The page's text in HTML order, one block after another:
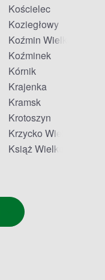
Kościelec
Koziegłowy
Koźmin Wielkopolski
Koźminek
Kórnik
Krajenka
Kramsk
Krotoszyn
Krzycko Wielkie
Książ Wielkopolski